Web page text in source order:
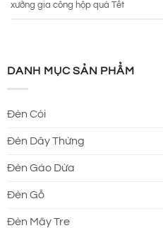
xưởng gia công hộp quà Tết
DANH MỤC SẢN PHẨM
Đèn Cói
Đèn Dây Thừng
Đèn Gáo Dừa
Đèn Gỗ
Đèn Mây Tre